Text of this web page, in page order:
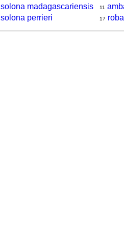
Isolona madagascariensis
11
Isolona perrieri
17